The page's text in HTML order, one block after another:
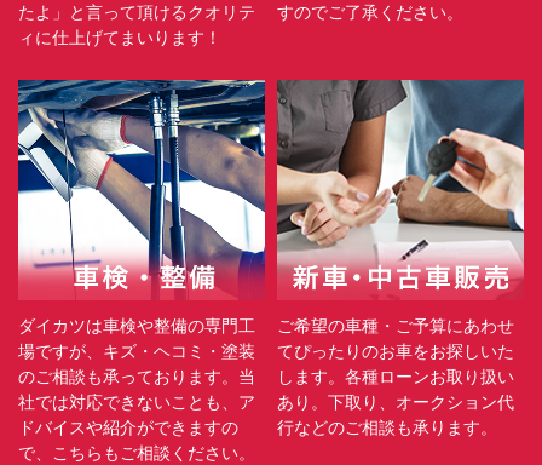
たよ」と言って頂けるクオリテ
ィに仕上げてまいります！
すのでご了承ください。
ダイカツは車検や整備の専門工
場ですが、キズ・ヘコミ・塗装
のご相談も承っております。当
社では対応できないことも、ア
ドバイスや紹介ができますの
で、こちらもご相談ください。
ご希望の車種・ご予算にあわせ
てぴったりのお車をお探しいた
します。各種ローンお取り扱い
あり。下取り、オークション代
行などのご相談も承ります。